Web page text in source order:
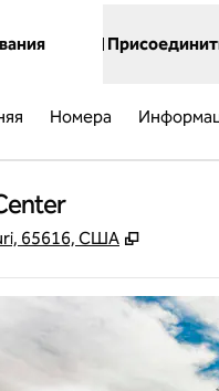
Номера
65616, США ,